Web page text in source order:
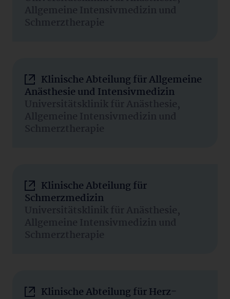
Allgemeine Intensivmedizin und
Schmerztherapie
Klinische Abteilung für Allgemeine
Anästhesie und Intensivmedizin
Universitätsklinik für Anästhesie,
Allgemeine Intensivmedizin und
Schmerztherapie
Klinische Abteilung für
Schmerzmedizin
Universitätsklinik für Anästhesie,
Allgemeine Intensivmedizin und
Schmerztherapie
Klinische Abteilung für Herz-